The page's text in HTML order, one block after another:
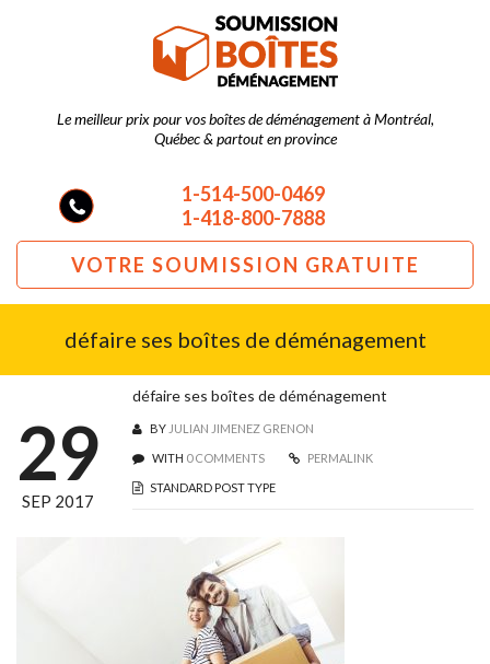
Le meilleur prix pour vos boîtes de déménagement à Montréal,
Québec & partout en province
1-514-500-0469
1-418-800-7888
VOTRE SOUMISSION GRATUITE
défaire ses boîtes de déménagement
29
SEP 2017
défaire ses boîtes de déménagement
BY JULIAN JIMENEZ GRENON
WITH 0 COMMENTS PERMALINK
STANDARD POST TYPE